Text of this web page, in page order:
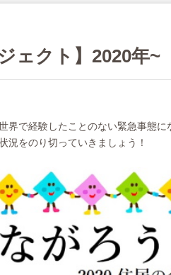
ェクト】2020年
で経験したことのない緊急事態に
況をのり切っていきましょう！